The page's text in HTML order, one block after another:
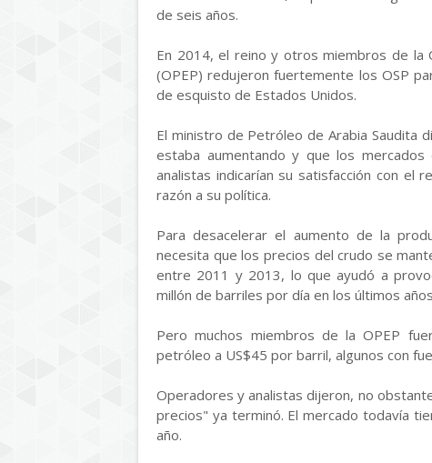
de seis años.
En 2014, el reino y otros miembros de la
(OPEP) redujeron fuertemente los OSP
de esquisto de Estados Unidos.
El ministro de Petróleo de Arabia Saudita
estaba aumentando y que los mercados
analistas indicarían su satisfacción con el
razón a su política.
Para desacelerar el aumento de la
necesita que los precios del crudo se
entre 2011 y 2013, lo que ayudó a
millón de barriles por día en los últimos
Pero muchos miembros de la OPEP
petróleo a US$45 por barril, algunos con
Operadores y analistas dijeron, no
precios" ya terminó. El mercado todavía
año.